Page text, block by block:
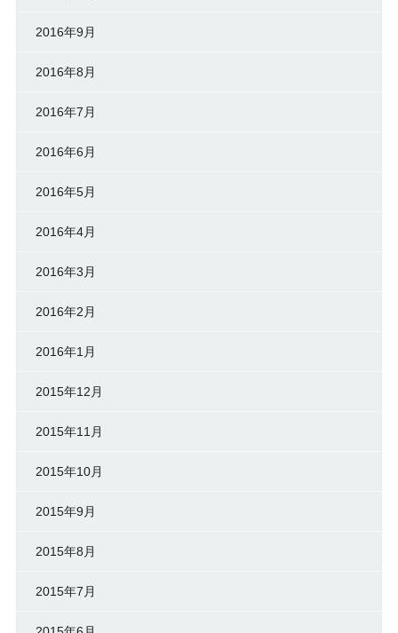
2016年9月
2016年8月
2016年7月
2016年6月
2016年5月
2016年4月
2016年3月
2016年2月
2016年1月
2015年12月
2015年11月
2015年10月
2015年9月
2015年8月
2015年7月